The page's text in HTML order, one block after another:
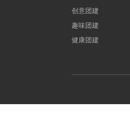
创意团建
趣味团建
健康团建